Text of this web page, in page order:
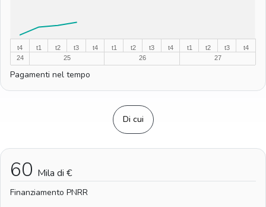
t4
24
t1
25
t2 t3 t4
t1
26
t2 t3 t4
t1
27
t2 t3 t4
Pagamenti nel tempo
Di cui
60 Mila di €
Finanziamento PNRR